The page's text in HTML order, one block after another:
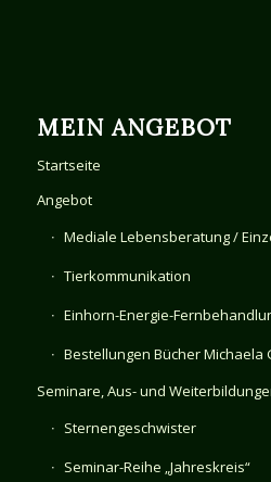
MEIN ANGEBOT
Startseite
Angebot
Mediale Lebensberatung /
Tierkommunikation
Einhorn-Energie-
Bestellungen Bücher Michaela
Seminare, Aus- und
Sternengeschwister
Seminar-Reihe „Jahreskreis“